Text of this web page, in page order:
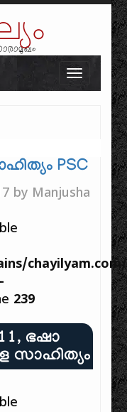
Toggle
PSC
by Manjusha
239
ഭഷാ
സാഹിത്യം